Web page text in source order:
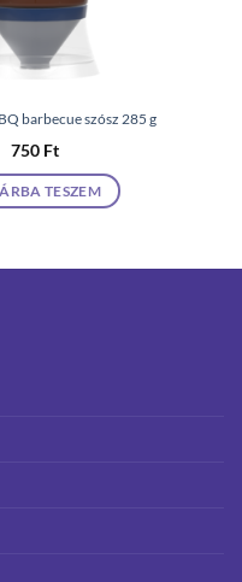
barbecue szósz 285 g
750 Ft
TESZEM